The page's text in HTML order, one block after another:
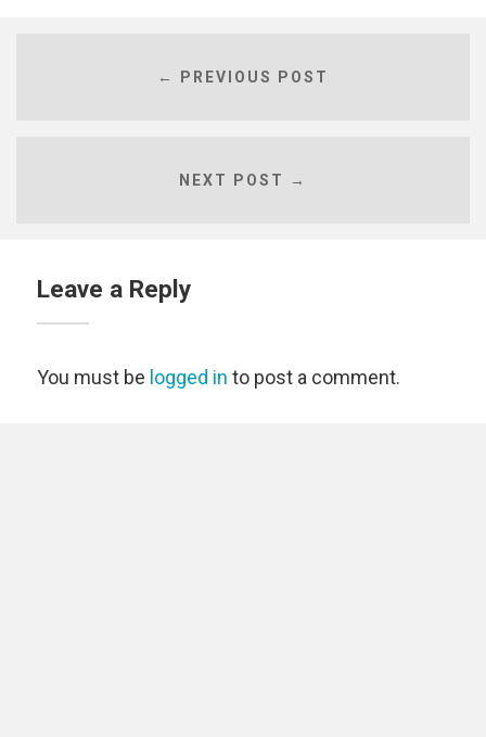
← PREVIOUS POST
NEXT POST →
Leave a Reply
You must be logged in to post a comment.